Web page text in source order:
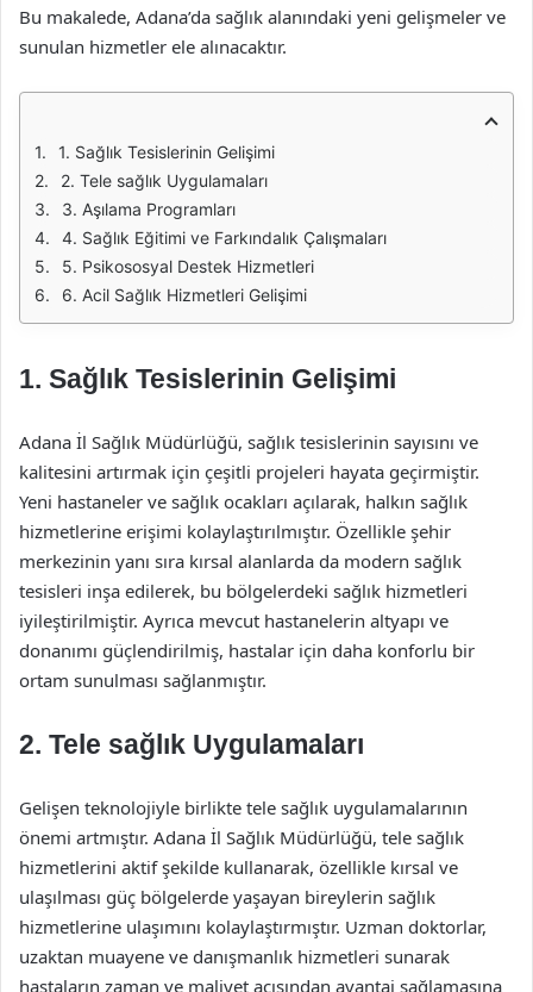
Bu makalede, Adana’da sağlık alanındaki yeni gelişmeler ve
sunulan hizmetler ele alınacaktır.
1. Sağlık Tesislerinin Gelişimi
2. Tele sağlık Uygulamaları
3. Aşılama Programları
4. Sağlık Eğitimi ve Farkındalık Çalışmaları
5. Psikososyal Destek Hizmetleri
6. Acil Sağlık Hizmetleri Gelişimi
1. Sağlık Tesislerinin Gelişimi
Adana İl Sağlık Müdürlüğü, sağlık tesislerinin sayısını ve
kalitesini artırmak için çeşitli projeleri hayata geçirmiştir.
Yeni hastaneler ve sağlık ocakları açılarak, halkın sağlık
hizmetlerine erişimi kolaylaştırılmıştır. Özellikle şehir
merkezinin yanı sıra kırsal alanlarda da modern sağlık
tesisleri inşa edilerek, bu bölgelerdeki sağlık hizmetleri
iyileştirilmiştir. Ayrıca mevcut hastanelerin altyapı ve
donanımı güçlendirilmiş, hastalar için daha konforlu bir
ortam sunulması sağlanmıştır.
2. Tele sağlık Uygulamaları
Gelişen teknolojiyle birlikte tele sağlık uygulamalarının
önemi artmıştır. Adana İl Sağlık Müdürlüğü, tele sağlık
hizmetlerini aktif şekilde kullanarak, özellikle kırsal ve
ulaşılması güç bölgelerde yaşayan bireylerin sağlık
hizmetlerine ulaşımını kolaylaştırmıştır. Uzman doktorlar,
uzaktan muayene ve danışmanlık hizmetleri sunarak
hastaların zaman ve maliyet açısından avantaj sağlamasına